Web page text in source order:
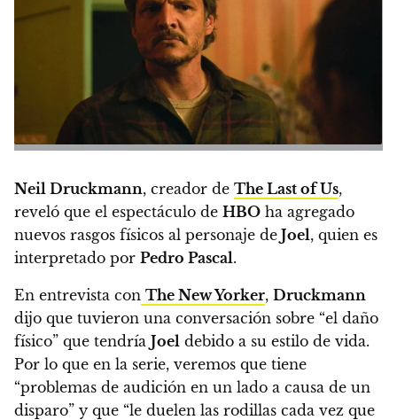
Neil Druckmann, creador de The Last of Us,
reveló que el espectáculo de HBO ha agregado
nuevos rasgos físicos al personaje de Joel, quien es
interpretado por Pedro Pascal.
En entrevista con The New Yorker, Druckmann
dijo que tuvieron una conversación sobre “el daño
físico” que tendría Joel debido a su estilo de vida.
Por lo que en la serie, veremos que tiene
“problemas de audición en un lado a causa de un
disparo” y que “le duelen las rodillas cada vez que